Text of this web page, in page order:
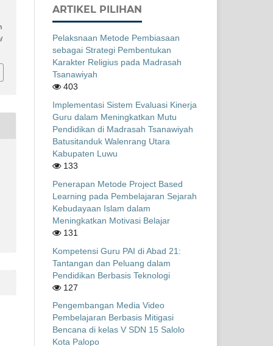
ARTIKEL PILIHAN
Pelaksnaan Metode Pembiasaan
sebagai Strategi Pembentukan
Karakter Religius pada Madrasah
Tsanawiyah
403
Implementasi Sistem Evaluasi Kinerja
Guru dalam Meningkatkan Mutu
Pendidikan di Madrasah Tsanawiyah
Batusitanduk Walenrang Utara
Kabupaten Luwu
133
Penerapan Metode Project Based
Learning pada Pembelajaran Sejarah
Kebudayaan Islam dalam
Meningkatkan Motivasi Belajar
131
Kompetensi Guru PAI di Abad 21:
Tantangan dan Peluang dalam
Pendidikan Berbasis Teknologi
127
Pengembangan Media Video
Pembelajaran Berbasis Mitigasi
Bencana di kelas V SDN 15 Salolo
Kota Palopo